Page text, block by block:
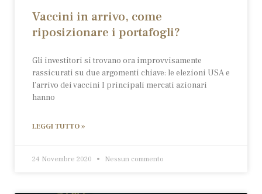
Vaccini in arrivo, come
riposizionare i portafogli?
Gli investitori si trovano ora improvvisamente
rassicurati su due argomenti chiave: le elezioni USA e
l’arrivo dei vaccini I principali mercati azionari
hanno
LEGGI TUTTO »
24 Novembre 2020 Nessun commento